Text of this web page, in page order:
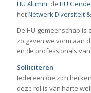
HU Alumni, de HU
hetNetwerk Diversiteit
De HU-gemeenschap
zo geven we vorm aan
en de professionals
Solliciteren
Iedereen die zich
deze rol is van harte